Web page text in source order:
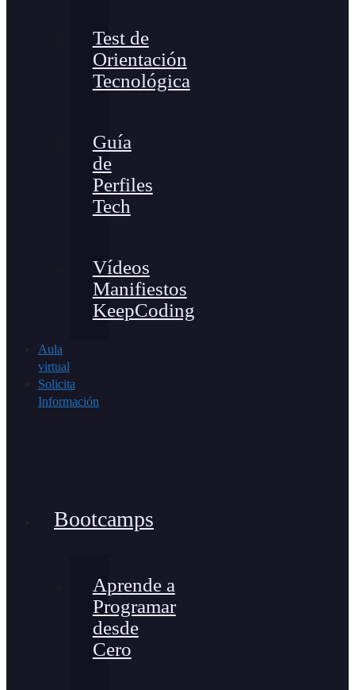
Test de
Orientación
Tecnológica
Guía
de
Perfiles
Tech
Vídeos
Manifiestos
KeepCoding
Aula
virtual
Solicita
Información
Bootcamps
Aprende a
Programar
desde
Cero